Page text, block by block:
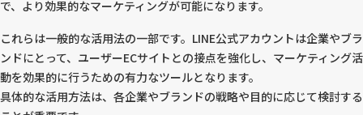
で、より効果的なマーケティングが可能になります。
これらは一般的な活用法の一部です。LINE公式アカウントは企業やブラ
ンドにとって、ユーザーECサイトとの接点を強化し、マーケティング活
動を効果的に行うための有力なツールとなります。
具体的な活用方法は、各企業やブランドの戦略や目的に応じて検討する